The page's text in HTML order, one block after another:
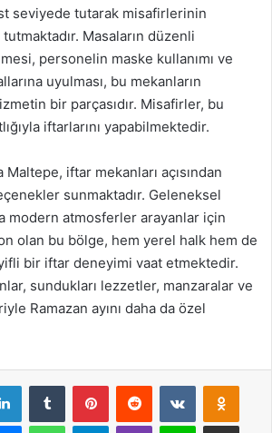
seviyede tutarak misafirlerinin
tutmaktadır. Masaların düzenli
personelin maske kullanımı ve
uyulması, bu mekanların
bir parçasıdır. Misafirler, bu
iftarlarını yapabilmektedir.
Maltepe, iftar mekanları açısından
sunmaktadır. Geleneksel
modern atmosferler arayanlar için
olan bu bölge, hem yerel halk hem de
bir iftar deneyimi vaat etmektedir.
sundukları lezzetler, manzaralar ve
Ramazan ayını daha da özel
LinkedInTumblr PinterestReddit VKontakte
MessengerWhatsAppTelegramViber Line E-Posta ile